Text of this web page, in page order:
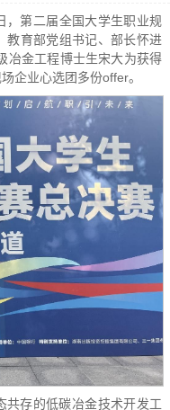
，第二届全国大学生职业规
教育部党组书记、部长怀进
冶金工程博士生宋大为获得
企业心选团多份offer。
共存的低碳冶金技术开发工